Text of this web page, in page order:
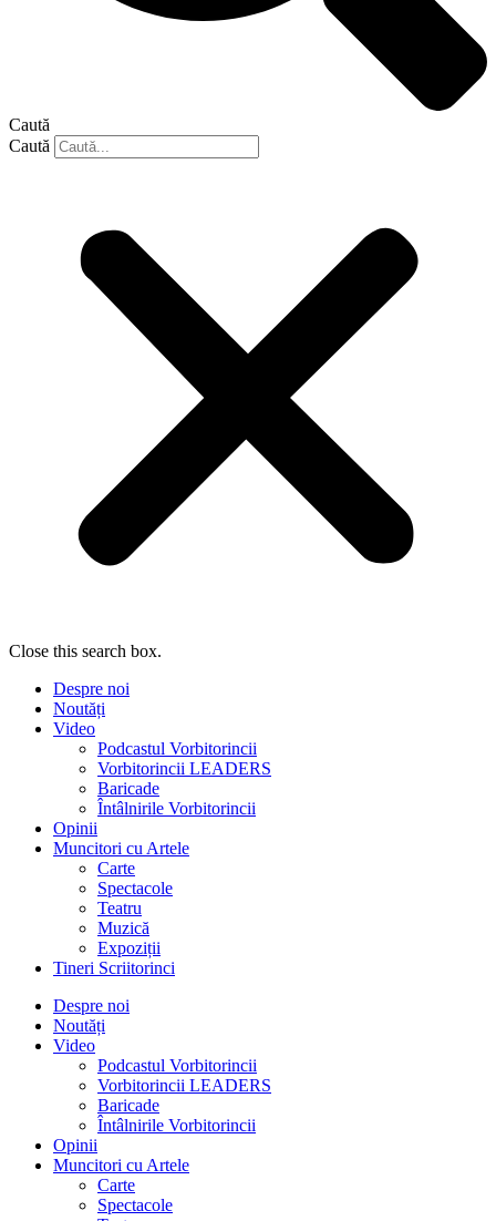
Caută
Caută
Close this search box.
Despre noi
Noutăți
Video
Podcastul Vorbitorincii
Vorbitorincii LEADERS
Baricade
Întâlnirile Vorbitorincii
Opinii
Muncitori cu Artele
Carte
Spectacole
Teatru
Muzică
Expoziții
Tineri Scriitorinci
Despre noi
Noutăți
Video
Podcastul Vorbitorincii
Vorbitorincii LEADERS
Baricade
Întâlnirile Vorbitorincii
Opinii
Muncitori cu Artele
Carte
Spectacole